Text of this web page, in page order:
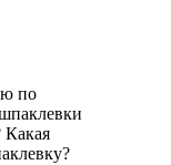
по
Какая